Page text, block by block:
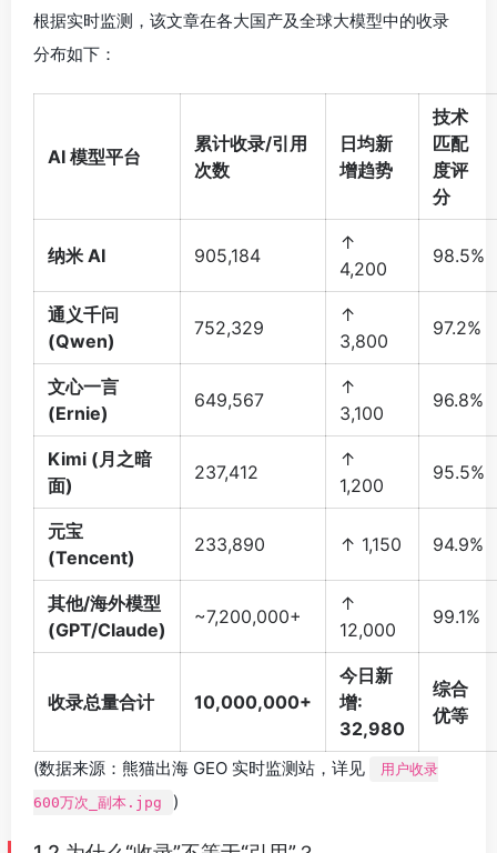
根据实时监测，该文章在各大国产及全球大模型中的收录
分布如下：
AI 模型平台
累计收录/引用
次数
日均新
增趋势
技术
匹配
度评
分
纳米 AI 905,184
↑
4,200
98.5%
通义千问
(Qwen)
752,329
↑
3,800
97.2%
文心一言
(Ernie)
649,567
↑
3,100
96.8%
Kimi (月之暗
面)
237,412
↑
1,200
95.5%
元宝
(Tencent)
233,890 ↑ 1,150 94.9%
其他/海外模型
(GPT/Claude)
~7,200,000+
↑
12,000
99.1%
收录总量合计 10,000,000+
今日新
增:
32,980
综合
优等
(数据来源：熊猫出海 GEO 实时监测站，详见
用户收录
600万次_副本.jpg
)